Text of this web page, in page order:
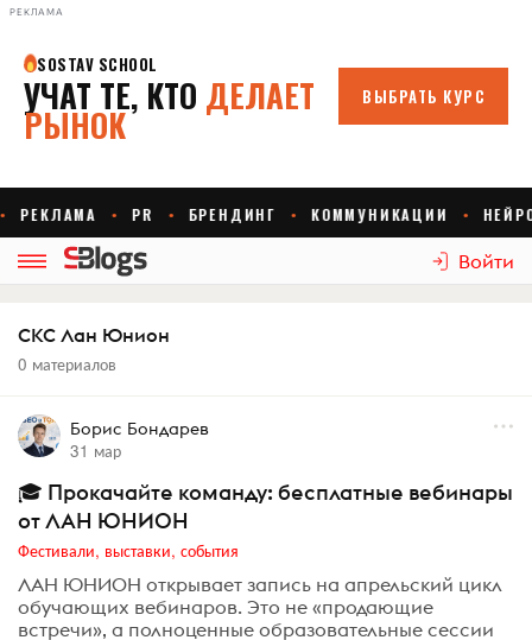
РЕКЛАМА
Войти
СКС Лан Юнион
0 материалов
Борис Бондарев
31 мар
🎓 Прокачайте команду: бесплатные вебинары
от ЛАН ЮНИОН
Фестивали, выставки, события
ЛАН ЮНИОН открывает запись на апрельский цикл
обучающих вебинаров. Это не «продающие
встречи», а полноценные образовательные сессии